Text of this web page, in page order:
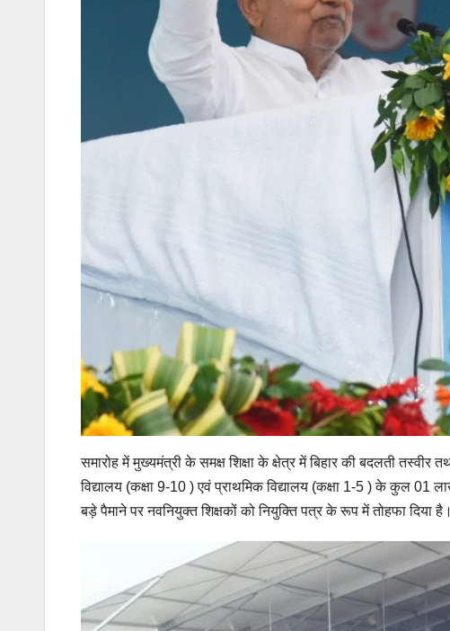
समारोह में मुख्यमंत्री के समक्ष शिक्षा के क्षेत्र में बिहार की बदलती
विद्यालय (कक्षा 9-10 ) एवं प्राथमिक विद्यालय (कक्षा 1-5 ) के कुल 01
बड़े पैमाने पर नवनियुक्त शिक्षकों को नियुक्ति पत्र के रूप में तोहफा दिया